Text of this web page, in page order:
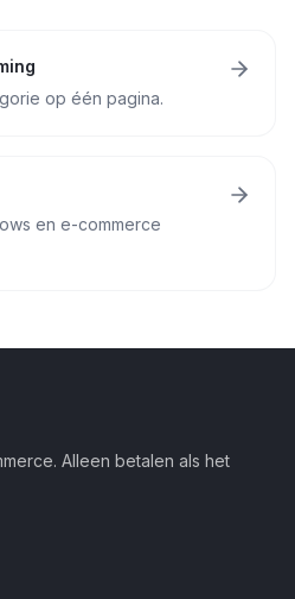
op één pagina.
en e-commerce
Alleen betalen als het